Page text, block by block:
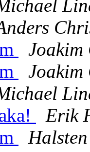
Joakim
Joakim
Erik